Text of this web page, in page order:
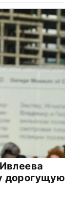
дорогущую